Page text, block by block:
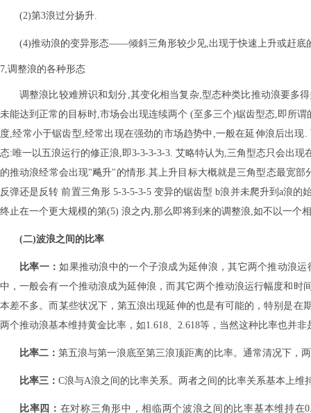
(2)第3浪过分扬升.
(4)推动浪的变异形态——倾斜三角形较少见,出现于快速上升或赶底
7,调整浪的各种形态
调整浪比较难辨识和划分,其变化相当复杂,型态种类比推动浪要多
未能达到正常的目标时,市场会出现连续两个 (至多三个)锯齿型态,即所
度,经常小于锯齿型,经常出现在强劲的市场趋势中,一般在延伸浪后出
态:唯一以五浪运行的修正浪,即3-3-3-3-3. 艾略特认为,三角型态只会出
的推动浪经常会出现"飚升"的情形.其上升目标大概就是三角型态最宽
反弹还是反转 前置三角形 5-3-5-3-5 变异的锯齿型 b浪并未爬升到a浪
终止在一个更大规模的第(5) 浪之内,那么即将到来的调整浪,如不以一个
(二)波浪之间的比率
比率一：如果推动浪中的一个子浪成为延伸浪，其它两个推动浪
中，一般会有一个推动浪成为延伸浪，而其它两个推动浪运行幅度和
本差不多。而某些状况下，第五浪出现延伸的也是有可能的，特别是
两个推动浪基本维持黄金比率，如1.618、2.618等，当然这种比率也并非
比率二： 第五浪与第一浪底至第三浪顶距离的比率。通常清况下，
比率三： C浪与A浪之间的比率关系。两者之间的比率关系基本上
比率四： 在对称三角形中，相临两个波浪之间的比率基本维持